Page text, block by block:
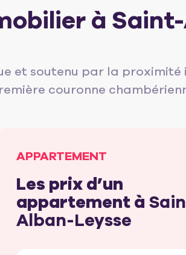
à
et soutenu par la proximité
couronne
APPARTEMENT
Les prix d’un
appartement à
Alban-Leysse